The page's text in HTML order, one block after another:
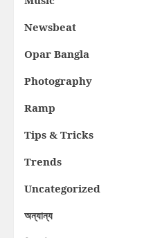
Newsbeat
Opar Bangla
Photography
Ramp
Tips & Tricks
Trends
Uncategorized
অন্যান্য